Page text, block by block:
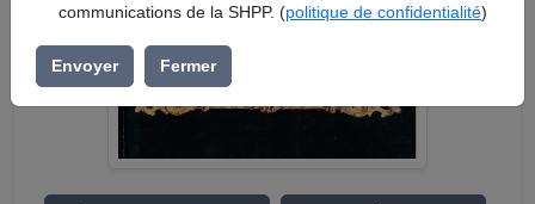
communications de la SHPP. (politique de confidentialité)
Envoyer Fermer